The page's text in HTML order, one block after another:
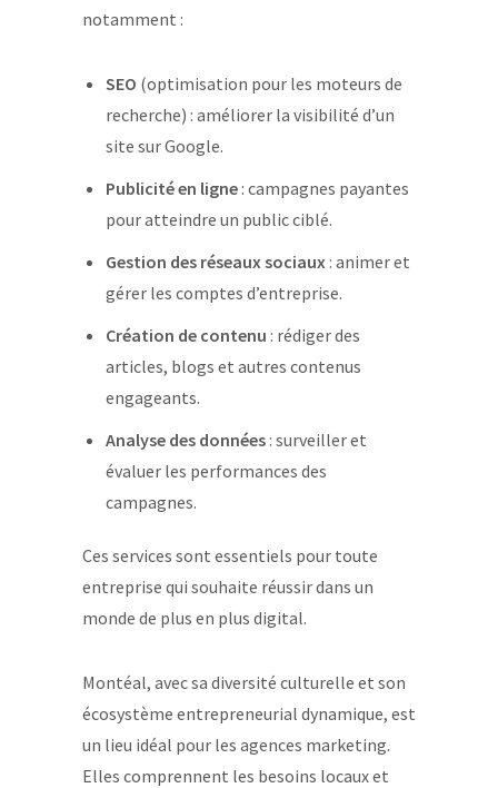
notamment :
SEO (optimisation pour les moteurs de
recherche) : améliorer la visibilité d’un
site sur Google.
Publicité en ligne: campagnes payantes
pour atteindre un public ciblé.
Gestion des réseaux sociaux: animer et
gérer les comptes d’entreprise.
Création de contenu : rédiger des
articles, blogs et autres contenus
engageants.
Analyse des données: surveiller et
évaluer les performances des
campagnes.
Ces services sont essentiels pour toute
entreprise qui souhaite réussir dans un
monde de plus en plus digital.
Montéal, avec sa diversité culturelle et son
écosystème entrepreneurial dynamique, est
un lieu idéal pour les agences marketing.
Elles comprennent les besoins locaux et